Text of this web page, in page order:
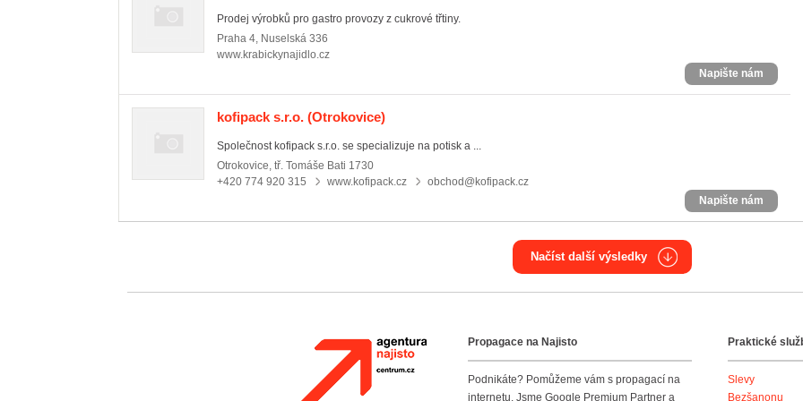
Prodej výrobků pro gastro provozy z cukrové třtiny.
Praha 4, Nuselská 336
www.krabickynajidlo.cz
Napište nám
kofipack s.r.o. (Otrokovice)
Společnost kofipack s.r.o. se specializuje na potisk a ...
Otrokovice, tř. Tomáše Bati 1730
+420 774 920 315
www.kofipack.cz
obchod@kofipack.cz
Napište nám
Načíst další výsledky
Agentura NajistoPropagace na Najisto
Podnikáte? Pomůžeme vám s propagací na
internetu. Jsme Google Premium Partner a
Praktické
Slevy
Bezšanonu